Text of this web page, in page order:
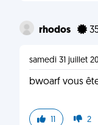
rhodos
samedi 31 juillet
bwoarf vous
11 2